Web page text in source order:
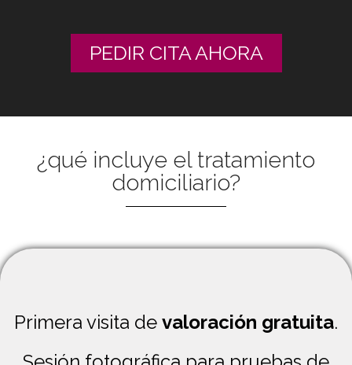
PEDIR CITA AHORA
¿qué incluye el tratamiento
domiciliario?
Primera visita de valoración gratuita.